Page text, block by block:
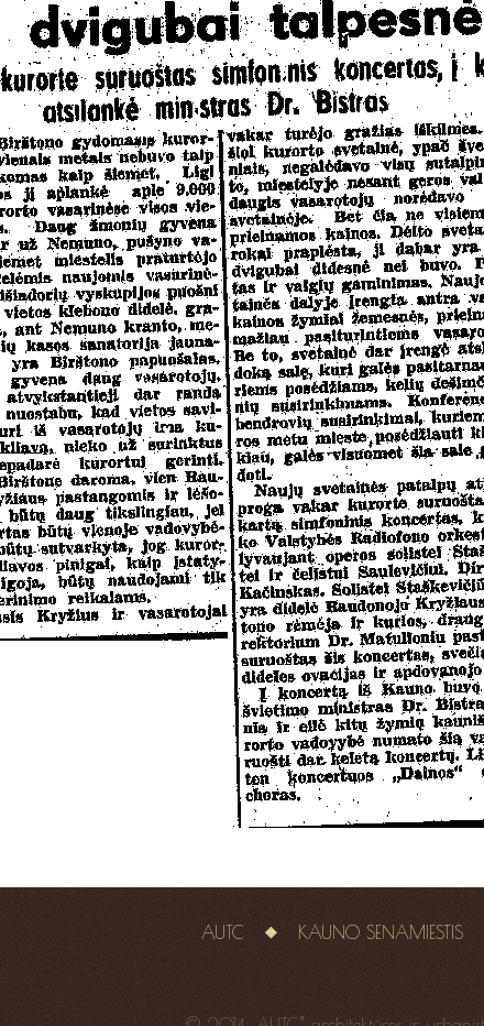
AUTC KAUNO SENAMIESTIS